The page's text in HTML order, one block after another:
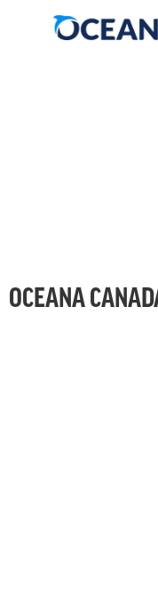
OCEANA